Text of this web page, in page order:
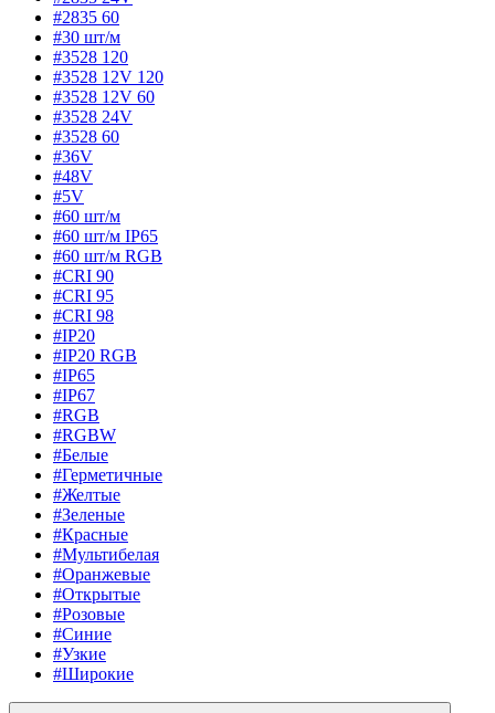
#2835 60
#30 шт/м
#3528 120
#3528 12V 120
#3528 12V 60
#3528 24V
#3528 60
#36V
#48V
#5V
#60 шт/м
#60 шт/м IP65
#60 шт/м RGB
#CRI 90
#CRI 95
#CRI 98
#IP20
#IP20 RGB
#IP65
#IP67
#RGB
#RGBW
#Белые
#Герметичные
#Желтые
#Зеленые
#Красные
#Мультибелая
#Оранжевые
#Открытые
#Розовые
#Синие
#Узкие
#Широкие